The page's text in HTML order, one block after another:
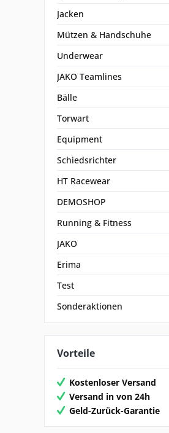
Jacken
Mützen & Handschuhe
Underwear
JAKO Teamlines
Bälle
Torwart
Equipment
Schiedsrichter
HT Racewear
DEMOSHOP
Running & Fitness
JAKO
Erima
Test
Sonderaktionen
Vorteile
Kostenloser Versand
Versand in von 24h
Geld-Zurück-Garantie